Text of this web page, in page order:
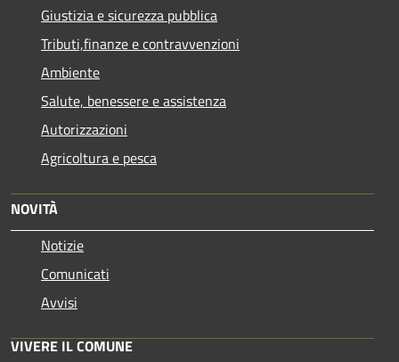
Giustizia e sicurezza pubblica
Tributi,finanze e contravvenzioni
Ambiente
Salute, benessere e assistenza
Autorizzazioni
Agricoltura e pesca
NOVITÀ
Notizie
Comunicati
Avvisi
VIVERE IL COMUNE